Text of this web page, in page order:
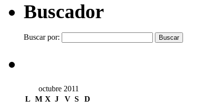
Buscador
Buscar por:
octubre 2011
L M X J V S
D